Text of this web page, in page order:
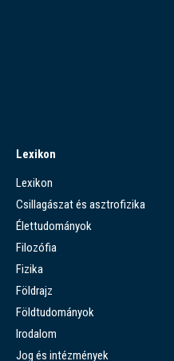
Lexikon
Lexikon
Csillagászat és asztrofizika
Élettudományok
Filozófia
Fizika
Földrajz
Földtudományok
Irodalom
Jog és intézmények